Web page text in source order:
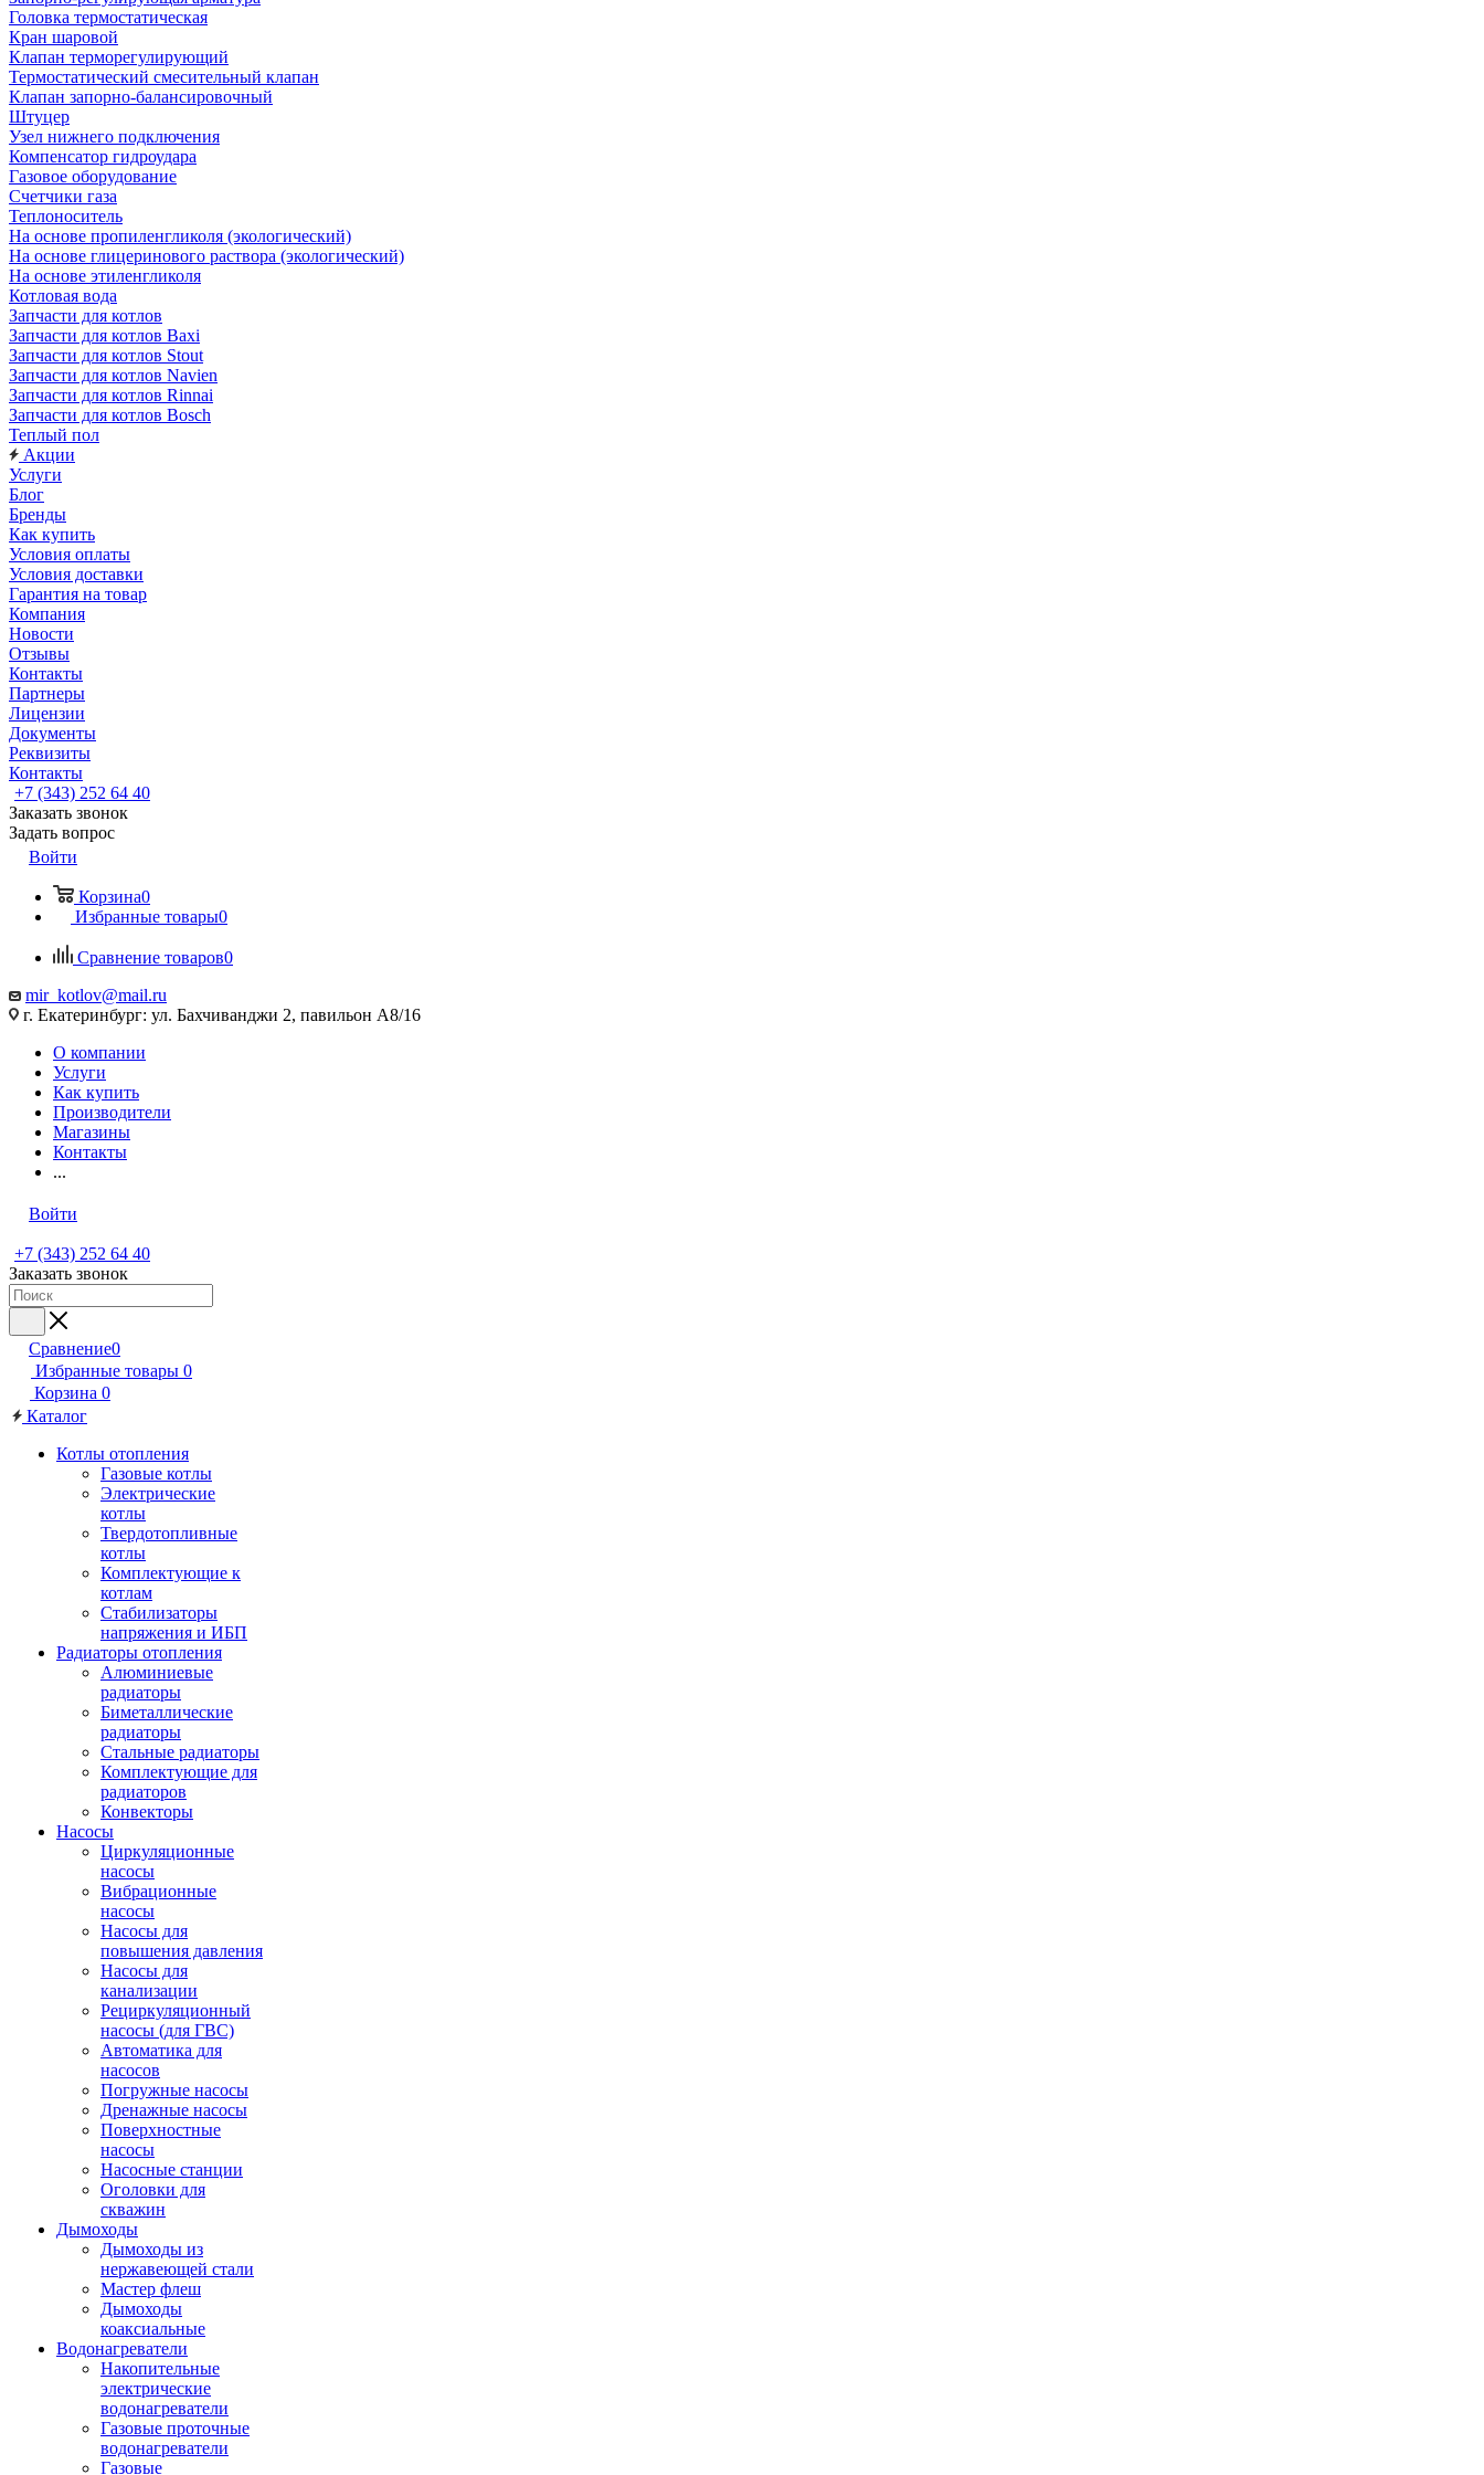
Головка термостатическая
Кран шаровой
Клапан терморегулирующий
Термостатический смесительный клапан
Клапан запорно-балансировочный
Штуцер
Узел нижнего подключения
Компенсатор гидроудара
Газовое оборудование
Счетчики газа
Теплоноситель
На основе пропиленгликоля (экологический)
На основе глицеринового раствора (экологический)
На основе этиленгликоля
Котловая вода
Запчасти для котлов
Запчасти для котлов Baxi
Запчасти для котлов Stout
Запчасти для котлов Navien
Запчасти для котлов Rinnai
Запчасти для котлов Bosch
Теплый пол
Акции
Услуги
Блог
Бренды
Как купить
Условия оплаты
Условия доставки
Гарантия на товар
Компания
Новости
Отзывы
Контакты
Партнеры
Лицензии
Документы
Реквизиты
Контакты
+7 (343) 252 64 40
Заказать звонок
Задать вопрос
Войти
Корзина0
Избранные товары0
Сравнение товаров0
mir_kotlov@mail.ru
г. Екатеринбург: ул. Бахчиванджи 2, павильон А8/16
О компании
Услуги
Как купить
Производители
Магазины
Контакты
...
Войти
+7 (343) 252 64 40
Заказать звонок
Сравнение0
Избранные товары 0
Корзина 0
Каталог
Котлы отопления
Газовые котлы
Электрические
котлы
Твердотопливные
котлы
Комплектующие к
котлам
Стабилизаторы
напряжения и ИБП
Радиаторы отопления
Алюминиевые
радиаторы
Биметаллические
радиаторы
Стальные радиаторы
Комплектующие для
радиаторов
Конвекторы
Насосы
Циркуляционные
насосы
Вибрационные
насосы
Насосы для
повышения давления
Насосы для
канализации
Рециркуляционный
насосы (для ГВС)
Автоматика для
насосов
Погружные насосы
Дренажные насосы
Поверхностные
насосы
Насосные станции
Оголовки для
скважин
Дымоходы
Дымоходы из
нержавеющей стали
Мастер флеш
Дымоходы
коаксиальные
Водонагреватели
Накопительные
электрические
водонагреватели
Газовые проточные
водонагреватели
Газовые